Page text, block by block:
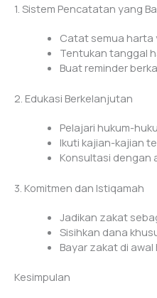
1. Sistem Pencatatan yang
Catat semua harta
Tentukan tanggal
Buat reminder
2. Edukasi Berkelanjutan
Pelajari hukum-
Ikuti kajian-kajian
Konsultasi dengan
3. Komitmen dan Istiqamah
Jadikan zakat
Sisihkan dana
Bayar zakat di
Kesimpulan